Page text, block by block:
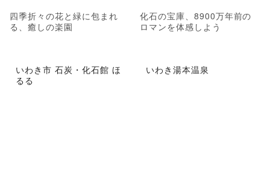
四季折々の花と緑に包まれ
る、癒しの楽園
化石の宝庫、8900万年前の
ロマンを体感しよう
いわき市 石炭・化石館 ほ
るる
いわき湯本温泉